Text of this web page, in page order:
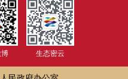
生态密云